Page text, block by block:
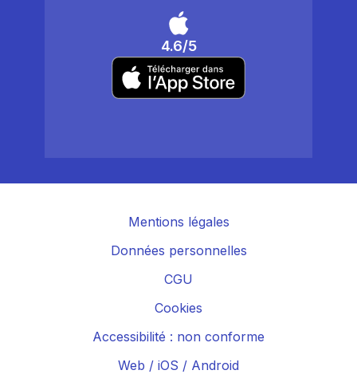
4.6/5
Mentions légales
Données personnelles
CGU
Cookies
Accessibilité : non conforme
Web / iOS / Android